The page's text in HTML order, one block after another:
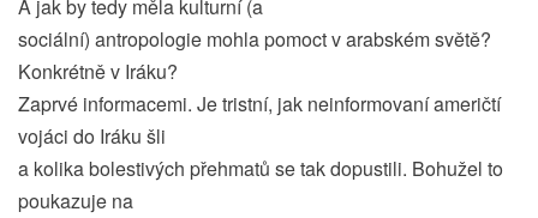
A jak by tedy měla kulturní (a
sociální) antropologie mohla pomoct v arabském světě?
Konkrétně v Iráku?
Zaprvé informacemi. Je tristní, jak neinformovaní američtí
vojáci do Iráku šli
a kolika bolestivých přehmatů se tak dopustili. Bohužel to
poukazuje na